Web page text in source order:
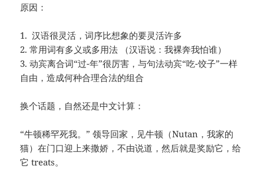
原因：
1. 汉语很灵活，词序比想象的要灵活许多
2. 常用词有多义或多用法 （汉语说：我裸奔我怕谁）
3. 动宾离合词“过-年”很厉害，与句法动宾“吃-饺子”一样
自由，造成何种合理合法的组合
换个话题，自然还是中文计算：
“牛顿稀罕死我。” 领导回家，见牛顿（Nutan，我家的
猫）在门口迎上来撒娇，不由说道，然后就是奖励它，给
它 treats。